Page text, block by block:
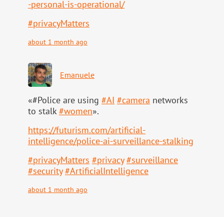
-personal-is-operational/
#privacyMatters
about 1 month ago
Emanuele
«#Police are using #AI #camera networks
to stalk#women».
https://futurism.com/artificial-
intelligence/police-ai-surveillance-stalking
#privacyMatters #privacy #surveillance
#security #ArtificialIntelligence
about 1 month ago